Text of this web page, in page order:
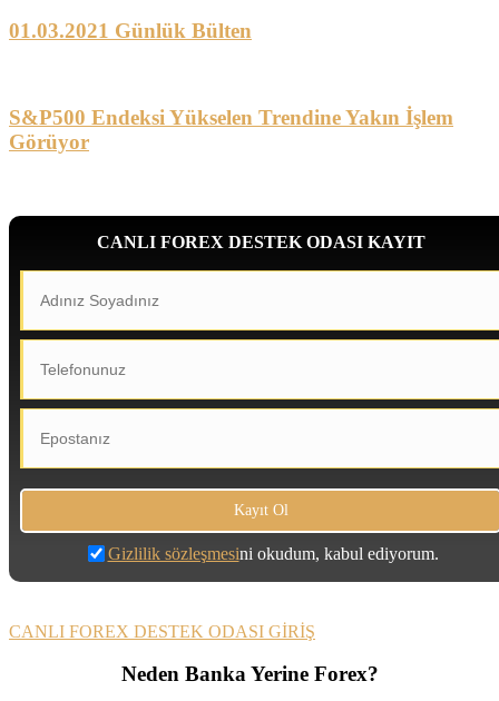
01.03.2021 Günlük Bülten
S&P500 Endeksi Yükselen Trendine Yakın İşlem
Görüyor
CANLI FOREX DESTEK ODASI KAYIT
Gizlilik sözleşmesini okudum, kabul ediyorum.
CANLI FOREX DESTEK ODASI GİRİŞ
Neden Banka Yerine Forex?